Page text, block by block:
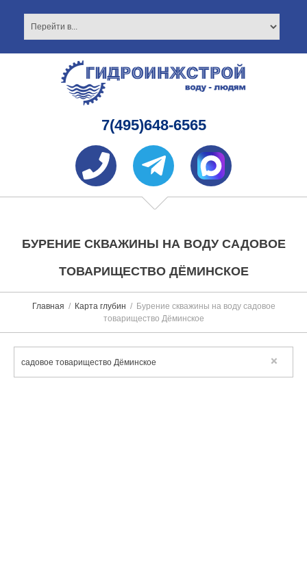
7(495)648-6565
БУРЕНИЕ СКВАЖИНЫ НА ВОДУ САДОВОЕ
ТОВАРИЩЕСТВО ДЁМИНСКОЕ
Главная Карта глубин
Бурение скважины на воду садовое
товарищество Дёминское